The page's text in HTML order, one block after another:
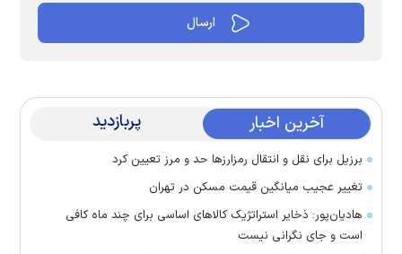
آخرین اخبار پربازدید
برزیل برای نقل‌ و انتقال رمزارز‌ها حد و مرز تعیین کرد
تغییر عجیب میانگین قیمت مسکن در تهران
هادیان‌پور: ذخایر استراتژیک کالا‌های اساسی برای چند ماه کافی
است و جای نگرانی نیست